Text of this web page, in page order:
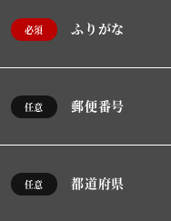
必須 ふりがな
任意 郵便番号
任意 都道府県